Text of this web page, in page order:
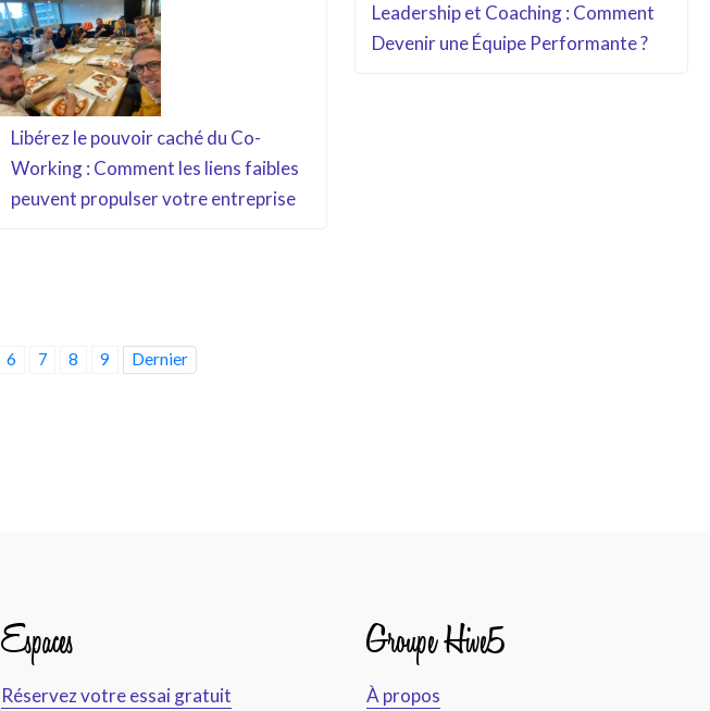
Libérez le pouvoir caché du Co-
Working : Comment les liens faibles
peuvent propulser votre entreprise
Leadership et Coaching : Comment
Devenir une Équipe Performante ?
6 7 8 9 Dernier
Espaces
Réservez votre essai gratuit
Groupe Hive5
À propos